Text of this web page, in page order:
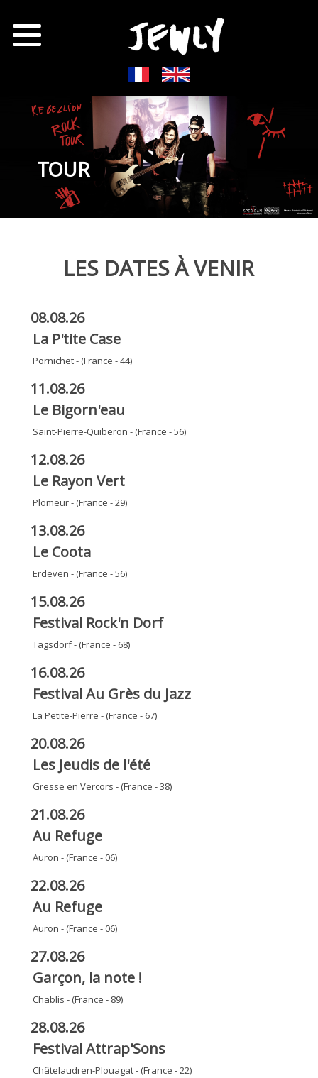
TOUR
LES DATES À VENIR
08.08.26
La P'tite Case
Pornichet - (France - 44)
11.08.26
Le Bigorn'eau
Saint-Pierre-Quiberon - (France - 56)
12.08.26
Le Rayon Vert
Plomeur - (France - 29)
13.08.26
Le Coota
Erdeven - (France - 56)
15.08.26
Festival Rock'n Dorf
Tagsdorf - (France - 68)
16.08.26
Festival Au Grès du Jazz
La Petite-Pierre - (France - 67)
20.08.26
Les Jeudis de l'été
Gresse en Vercors - (France - 38)
21.08.26
Au Refuge
Auron - (France - 06)
22.08.26
Au Refuge
Auron - (France - 06)
27.08.26
Garçon, la note !
Chablis - (France - 89)
28.08.26
Festival Attrap'Sons
Châtelaudren-Plouagat - (France - 22)